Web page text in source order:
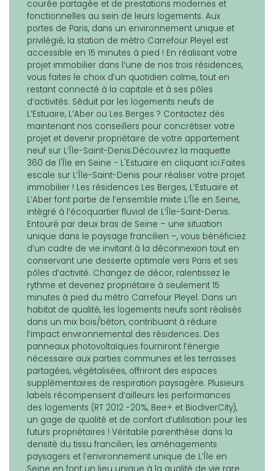
courée partagée et de prestations modernes et
fonctionnelles au sein de leurs logements. Aux
portes de Paris, dans un environnement unique et
privilégié, la station de métro Carrefour Pleyel est
accessible en 15 minutes à pied ! En réalisant votre
projet immobilier dans l’une de nos trois résidences,
vous faites le choix d’un quotidien calme, tout en
restant connecté à la capitale et à ses pôles
d’activités. Séduit par les logements neufs de
L’Estuaire, L’Aber ou Les Berges ? Contactez dès
maintenant nos conseillers pour concrétiser votre
projet et devenir propriétaire de votre appartement
neuf sur L’Île-Saint-Denis.Découvrez la maquette
360 de l'Île en Seine - L'Estuaire en cliquant ici.Faites
escale sur L’Île-Saint-Denis pour réaliser votre projet
immobilier ! Les résidences Les Berges, L’Estuaire et
L’Aber font partie de l’ensemble mixte L’Île en Seine,
intégré à l’écoquartier fluvial de L’Île-Saint-Denis.
Entouré par deux bras de Seine – une situation
unique dans le paysage francilien –, vous bénéficiez
d’un cadre de vie invitant à la déconnexion tout en
conservant une desserte optimale vers Paris et ses
pôles d’activité. Changez de décor, ralentissez le
rythme et devenez propriétaire à seulement 15
minutes à pied du métro Carrefour Pleyel. Dans un
habitat de qualité, les logements neufs sont réalisés
dans un mix bois/béton, contribuant à réduire
l’impact environnemental des résidences. Des
panneaux photovoltaïques fourniront l’énergie
nécessaire aux parties communes et les terrasses
partagées, végétalisées, offriront des espaces
supplémentaires de respiration paysagère. Plusieurs
labels récompensent d’ailleurs les performances
des logements (RT 2012 -20%, Bee+ et BiodiverCity),
un gage de qualité et de confort d’utilisation pour les
futurs propriétaires ! Véritable parenthèse dans la
densité du tissu francilien, les aménagements
paysagers et l’environnement unique de L’Île en